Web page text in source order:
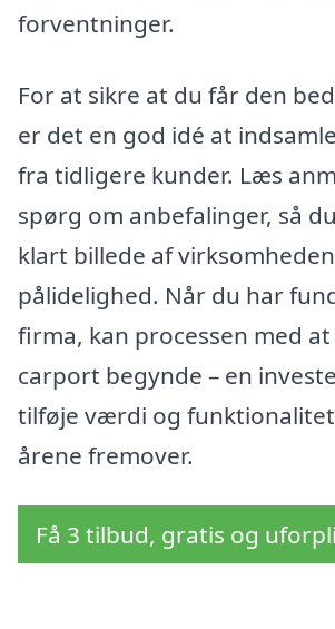
forventninger.
For at sikre at du får den
er det en god idé at
fra tidligere kunder. Læs
spørg om anbefalinger, så
klart billede af
pålidelighed. Når du har
firma, kan processen med
carport begynde – en
tilføje værdi og
årene fremover.
Få 3 tilbud, gratis og